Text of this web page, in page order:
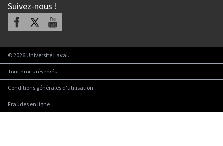
Suivez-nous !
Facebook Youtube
©2026 Université Laval.
Tout droits réservés
Conditions générales d'utilisation
Fraudes en ligne